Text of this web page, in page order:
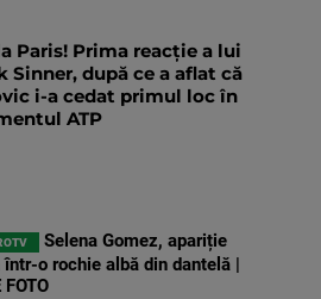
Paris! Prima reacție a lui
Sinner, după ce a aflat că
i-a cedat primul loc în
ATP
Selena Gomez, apariție
o rochie albă din dantelă |
FOTO